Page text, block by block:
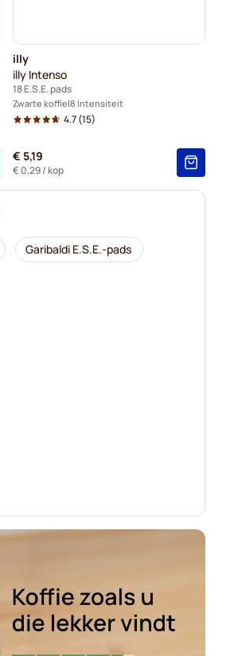
illy
illy Intenso
18 E.S.E. pads
Zwarte koffie 8 Intensiteit
4.7(15)
€ 5,19
€ 0,29/ kop
Garibaldi E.S.E.-pads